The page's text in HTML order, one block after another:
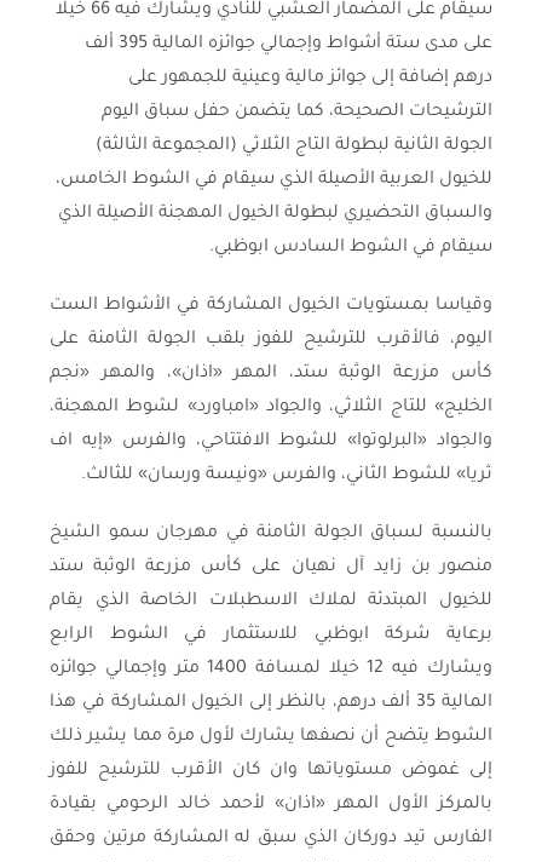
سيقام على المضمار العشبي للنادي ويشارك فيه 66 خيلا
على مدى ستة أشواط وإجمالي جوائزه المالية 395 ألف
درهم إضافة إلى جوائز مالية وعينية للجمهور على
الترشيحات الصحيحة، كما يتضمن حفل سباق اليوم
الجولة الثانية لبطولة التاج الثلاثي (المجموعة الثالثة)
للخيول العربية الأصيلة الذي سيقام في الشوط الخامس،
والسباق التحضيري لبطولة الخيول المهجنة الأصيلة الذي
سيقام في الشوط السادس ابوظبي.
وقياسا بمستويات الخيول المشاركة في الأشواط الست
اليوم، فالأقرب للترشيح للفوز بلقب الجولة الثامنة على
كأس مزرعة الوثبة ستد، المهر «اذان»، والمهر «نجم
الخليج» للتاج الثلاثي، والجواد «امباورد» لشوط المهجنة،
والجواد «البرلوتوا» للشوط الافتتاحي، والفرس «إيه اف
ثريا» للشوط الثاني، والفرس «ونيسة ورسان» للثالث.
بالنسبة لسباق الجولة الثامنة في مهرجان سمو الشيخ
منصور بن زايد آل نهيان على كأس مزرعة الوثبة ستد
للخيول المبتدئة لملاك الاسطبلات الخاصة الذي يقام
برعاية شركة ابوظبي للاستثمار في الشوط الرابع
ويشارك فيه 12 خيلا لمسافة 1400 متر وإجمالي جوائزه
المالية 35 ألف درهم، بالنظر إلى الخيول المشاركة في هذا
الشوط يتضح أن نصفها يشارك لأول مرة مما يشير ذلك
إلى غموض مستوياتها وان كان الأقرب للترشيح للفوز
بالمركز الأول المهر «اذان» لأحمد خالد الرحومي بقيادة
الفارس تيد دوركان الذي سبق له المشاركة مرتين وحقق